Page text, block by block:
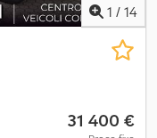
1 / 14
31 400 €